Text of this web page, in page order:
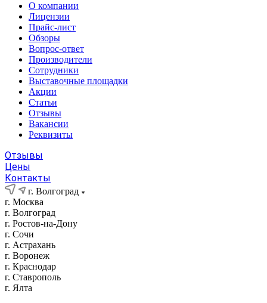
О компании
Лицензии
Прайс-лист
Обзоры
Вопрос-ответ
Производители
Сотрудники
Выставочные площадки
Акции
Статьи
Отзывы
Вакансии
Реквизиты
Отзывы
Цены
Контакты
г. Волгоград
г. Москва
г. Волгоград
г. Ростов-на-Дону
г. Сочи
г. Астрахань
г. Воронеж
г. Краснодар
г. Ставрополь
г. Ялта